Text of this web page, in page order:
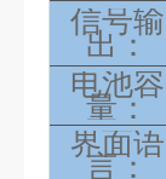
信号输
出：
电池容
量：
界面语
言：